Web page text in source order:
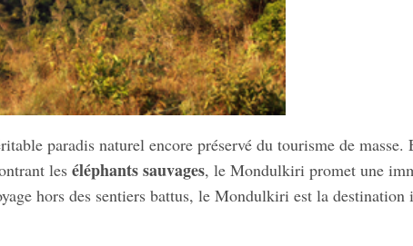
paradis naturel encore préservé du tourisme de masse.
les éléphants sauvages, le Mondulkiri promet une
hors des sentiers battus, le Mondulkiri est la destination